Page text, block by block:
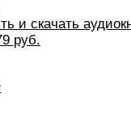
и скачать
руб.